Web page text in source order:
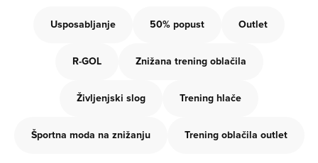
Usposabljanje 50% popust Outlet
R-GOL Znižana trening oblačila
Življenjski slog Trening hlače
Športna moda na znižanju Trening oblačila outlet